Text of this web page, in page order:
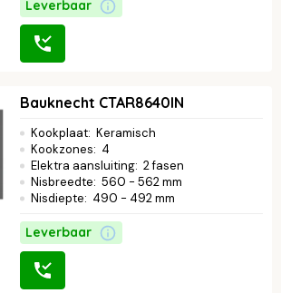
Leverbaar
Bauknecht CTAR8640IN
Kookplaat: Keramisch
Kookzones: 4
Elektra aansluiting: 2 fasen
Nisbreedte: 560 - 562 mm
Nisdiepte: 490 - 492 mm
Leverbaar